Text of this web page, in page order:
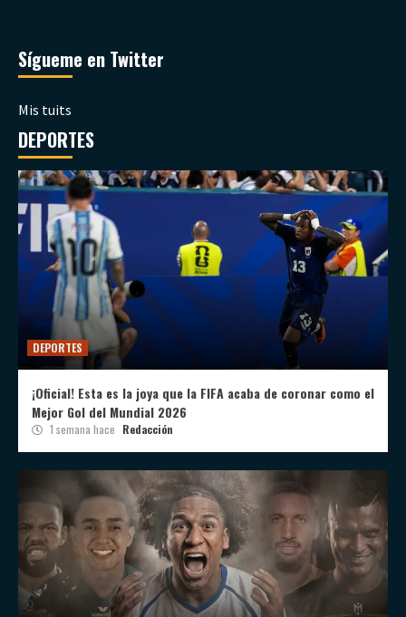
Sígueme en Twitter
Mis tuits
DEPORTES
DEPORTES
¡Oficial! Esta es la joya que la FIFA acaba de coronar como el
Mejor Gol del Mundial 2026
1 semana hace Redacción